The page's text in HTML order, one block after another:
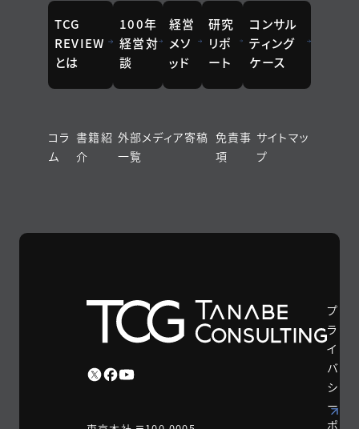
TCG
REVIEW
とは
100年
経営対
談
経営
メソ
ッド
研究
リポ
ート
コンサル
ティング
ケース
コラ
ム
書籍紹
介
外部メディア寄稿
一覧
免責事
項
サイトマッ
プ
プ
ラ
イ
バ
シ
ー
ポ